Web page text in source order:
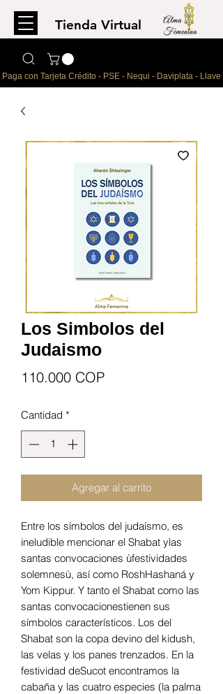
Tienda Virtual
Paga con Tarjeta Crédito - PSE - Nequi - Daviplata - Llave
Los Simbolos del
Judaismo
110.000 COPPrecio
Cantidad *
Agregar al carrito
Entre los símbolos del judaísmo, es
ineludible mencionar el Shabat ylas
santas convocaciones ùfestividades
solemnesù, así como RoshHashaná y
Yom Kippur. Y tanto el Shabat como las
santas convocacionestienen sus
símbolos característicos. Los del
Shabat son la copa devino del kidush,
las velas y los panes trenzados. En la
festividad deSucot encontramos la
cabaña y las cuatro especies (la palma